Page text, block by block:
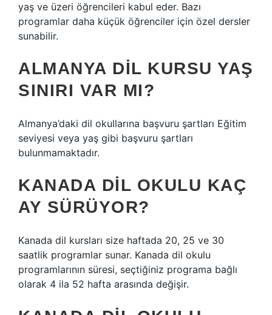
yaş ve üzeri öğrencileri kabul eder. Bazı
programlar daha küçük öğrenciler için özel dersler
sunabilir.
ALMANYA DIL KURSU YAŞ
SINIRI VAR MI?
Almanya’daki dil okullarına başvuru şartları Eğitim
seviyesi veya yaş gibi başvuru şartları
bulunmamaktadır.
KANADA DIL OKULU KAÇ
AY SÜRÜYOR?
Kanada dil kursları size haftada 20, 25 ve 30
saatlik programlar sunar. Kanada dil okulu
programlarının süresi, seçtiğiniz programa bağlı
olarak 4 ila 52 hafta arasında değişir.